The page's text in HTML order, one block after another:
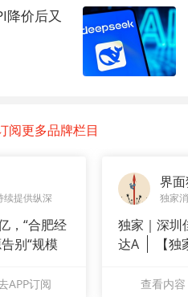
降价后又
阅更多品牌栏目
续提供纵深
，“合肥经
别“规模
APP订阅
界
独家
独家｜深圳
达A
【
查看内容